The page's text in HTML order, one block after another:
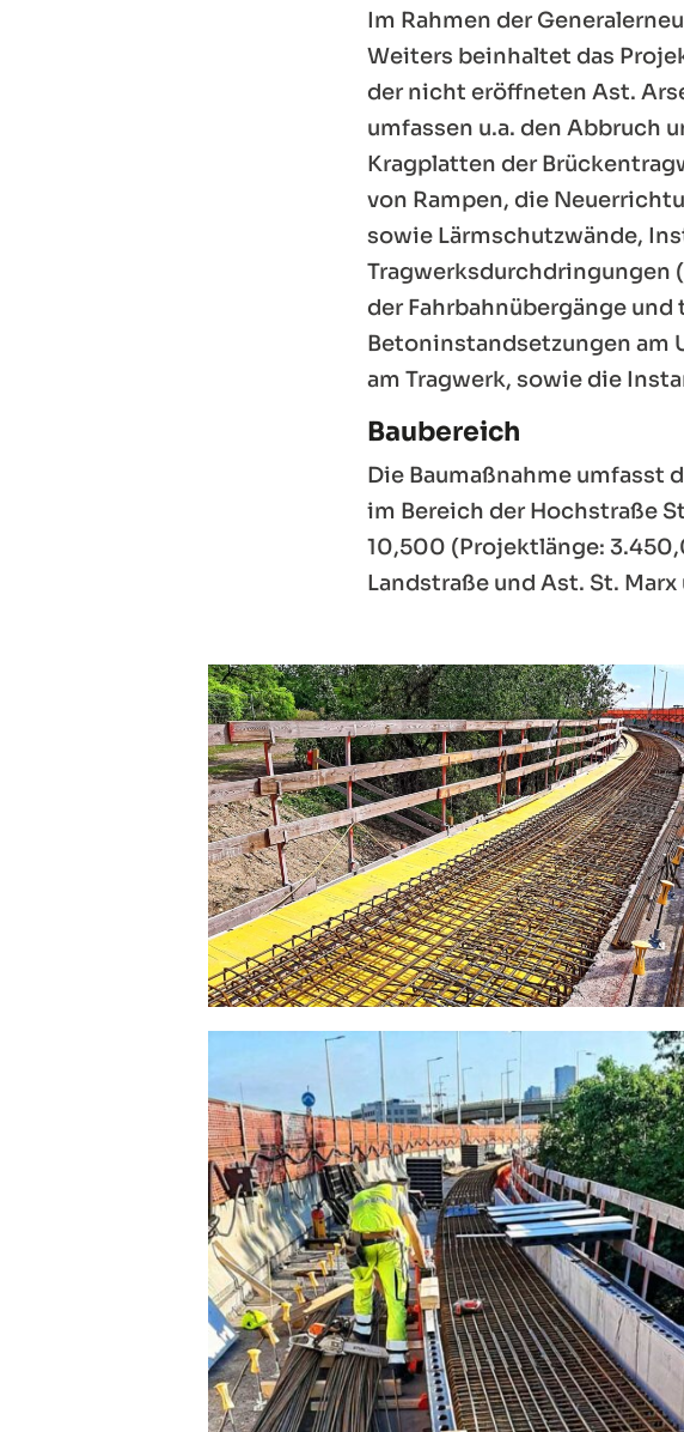
Im Rahmen der
Weiters beinhaltet das
der nicht eröffneten Ast.
umfassen u.a. den Abbruch
Kragplatten der
von Rampen, die
sowie Lärmschutzwände,
Tragwerksdurchdringungen
der Fahrbahnübergänge
Betoninstandsetzungen am
am Tragwerk, sowie die
Baubereich
Die Baumaßnahme umfasst
im Bereich der Hochstraße
10,500 (Projektlänge:
Landstraße und Ast. St.